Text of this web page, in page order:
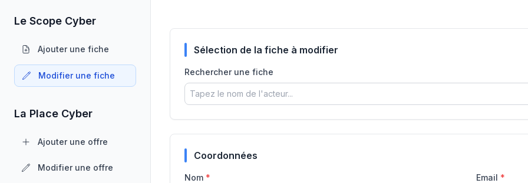
Le Scope Cyber
Ajouter une fiche
Modifier une fiche
La Place Cyber
Ajouter une offre
Modifier une offre
Sélection de la fiche à modifier
Rechercher une fiche
Coordonnées
Nom * Email *